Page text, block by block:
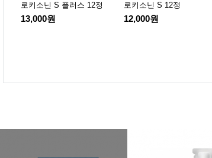
로키소닌 S 플러스 12정
13,000원
로키소닌 S 12정
12,000원